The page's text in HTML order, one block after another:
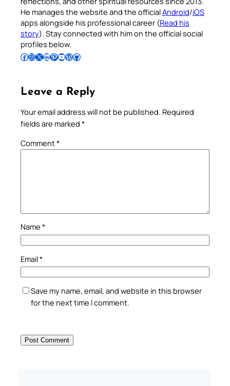
He manages the website and the officialAndroid/iOS
apps alongside his professional career (Read his
story). Stay connected with him on the official social
profiles below.
Follow Pradeep on Facebook Follow Pradeep on InstagramFollow Pradeep on X Follow Pradeep on LinkedIn Follow Pradeep on Pinterest Subscribe to Pradeep’s Youtube Channel Follow Pradeep on WordPress Follow Pradeep on GitHub
Leave a Reply
Your email address will not be published. Required
fields are marked *
Comment*
Name *
Email*
Save my name, email, and website in this browser
for the next time I comment.